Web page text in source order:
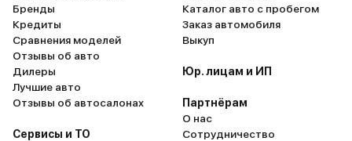
Бренды
Кредиты
Сравнения моделей
Отзывы об авто
Дилеры
Лучшие авто
Отзывы об автосалонах
Сервисы и ТО
Каталог авто с пробегом
Заказ автомобиля
Выкуп
Юр. лицам и ИП
Партнёрам
О нас
Сотрудничество